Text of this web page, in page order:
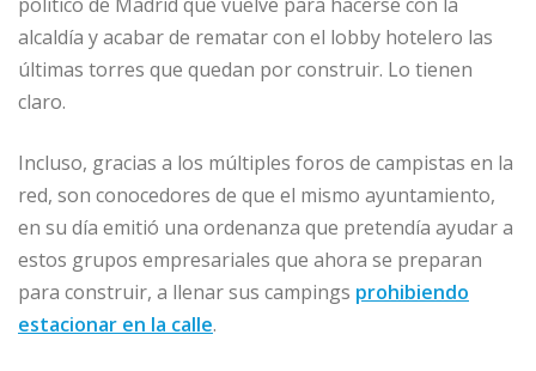
alcaldía y acabar de rematar con el lobby hotelero las
últimas torres que quedan por construir. Lo tienen
claro.
Incluso, gracias a los múltiples foros de campistas en la
red, son conocedores de que el mismo ayuntamiento,
en su día emitió una ordenanza que pretendía ayudar a
estos grupos empresariales que ahora se preparan
para construir, a llenar sus campings prohibiendo
estacionar en la calle.